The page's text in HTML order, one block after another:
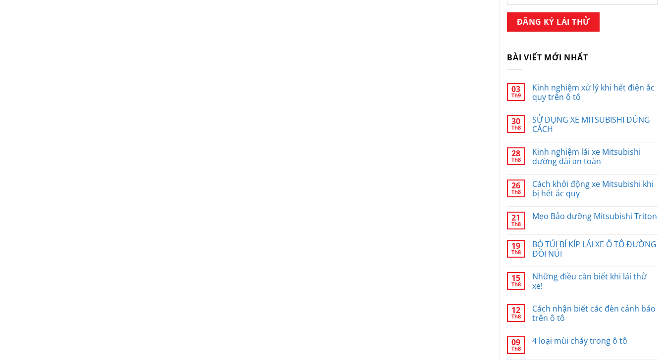
BÀI VIẾT MỚI NHẤT
03
Th9
Kinh nghiệm xử lý khi hết điện ắc
quy trên ô tô
30
Th8
SỬ DỤNG XE MITSUBISHI ĐÚNG
CÁCH
28
Th8
Kinh nghiệm lái xe Mitsubishi
đường dài an toàn
26
Th8
Cách khởi động xe Mitsubishi khi
bị hết ắc quy
21
Th8
Mẹo Bảo dưỡng Mitsubishi Triton
19
Th8
BỎ TÚI BÍ KÍP LÁI XE Ô TÔ ĐƯỜNG
ĐỒI NÚI
15
Th8
Những điều cần biết khi lái thử
xe!
12
Th8
Cách nhận biết các đèn cảnh báo
trên ô tô
09
Th8
4 loại mùi cháy trong ô tô